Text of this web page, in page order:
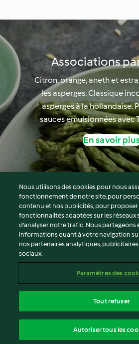
Associations
Citron, orange, aneth et
les asperges. Classique
asperges à la hollandaise.
sauces émulsionnées avec
En savoir
© Copyright 2026
Conditions d'utilisation
Politique de confidentialité
Non-responsabilité
Mentions légales
Contenu du rapport
Déclaration d'accessibilité
Nous utilisons des cookies pour nous
fonctionnement de notre site, pour
contenu et nos publicités, pour proposer
fonctionnalités adaptées sur les réseaux
d’analyser notre trafic. Nous partageons
informations quant à votre navigation
nos partenaires analytiques, publicitaires
sociaux.
Paramètres des
Tout refuser
Autoriser tous les